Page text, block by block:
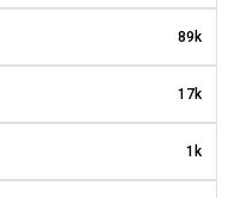
89k
17k
1k